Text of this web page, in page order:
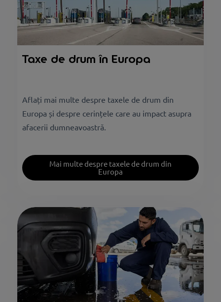
Taxe de drum în Europa
Aflați mai multe despre taxele de drum din
Europa și despre cerințele care au impact asupra
afacerii dumneavoastră.
Mai multe despre taxele de drum din
Europa